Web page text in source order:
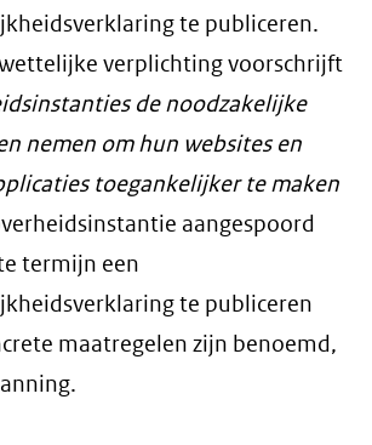
te publiceren.
verplichting voorschrijft
de noodzakelijke
nemen om hun websites en
toegankelijker te maken
aangespoord
termijn een
te publiceren
maatregelen zijn benoemd,